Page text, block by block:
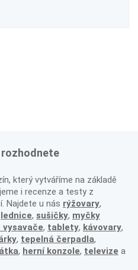
rozhodnete
který vytváříme na základě
i recenze a testy z
Najdete u nás rýžovary,
lednice, sušičky, myčky
, tablety, kávovary,
, tepelná čerpadla,
, herní konzole, televize a